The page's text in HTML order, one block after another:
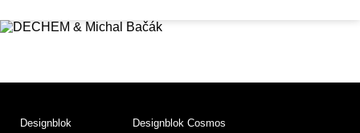
Designblok
Designblok Cosmos